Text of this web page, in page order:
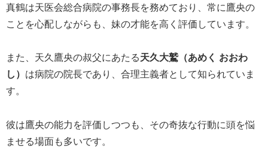
真鶴は天医会総合病院の事務長を務めており、常に鷹央の
ことを心配しながらも、妹の才能を高く評価しています。
また、天久鷹央の叔父にあたる天久大鷲（あめく おおわ
し） は病院の院長であり、合理主義者として知られていま
す。
彼は鷹央の能力を評価しつつも、その奇抜な行動に頭を悩
ませる場面も多いです。